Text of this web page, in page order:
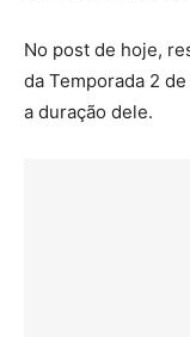
No post de hoje,
da Temporada 2
a duração dele.